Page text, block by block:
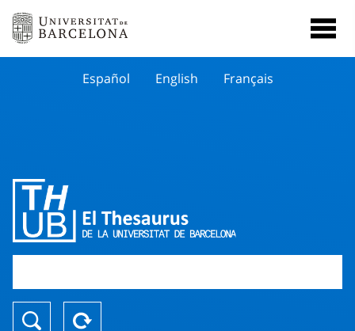
Español English Français